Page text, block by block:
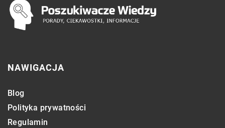
NAWIGACJA
Blog
Polityka prywatności
Regulamin